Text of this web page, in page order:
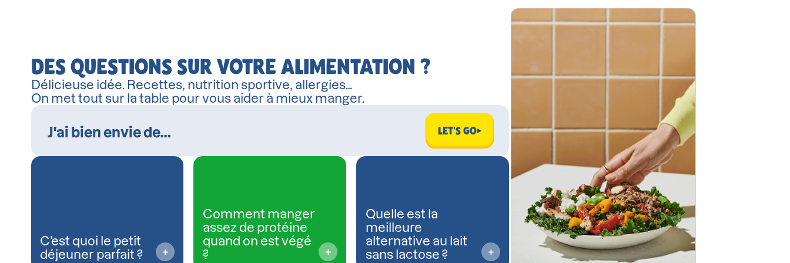
DES QUESTIONS SUR VOTRE ALIMENTATION ?
Délicieuse idée. Recettes, nutrition sportive, allergies…
On met tout sur la table pour vous aider à mieux manger.
LET'S GO
C’est quoi le petit
déjeuner parfait ?
Comment manger
assez de protéine
quand on est végé
?
Quelle est la
meilleure
alternative au lait
sans lactose ?